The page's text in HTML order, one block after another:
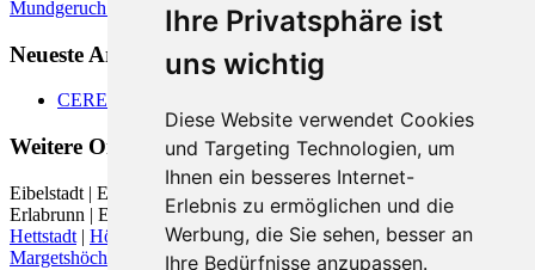
Ihre Privatsphäre ist
uns wichtig
Diese Website verwendet Cookies
und Targeting Technologien, um
Ihnen ein besseres Internet-
Erlebnis zu ermöglichen und die
Werbung, die Sie sehen, besser an
Ihre Bedürfnisse anzupassen.
Mundgeruch - was hilft
Neueste Artikel:
CEREC
Weitere Orte in der Nähe von Höchberg
Eibelstadt | Eisingen (Bayern) |
Erlabrunn | Estenfeld | Gerbrunn| Greußenheim | Güntersleben |
Hettstadt | Höchberg |Kist|Kleinrinderfeld| Leinach |
Margetshöchheim
Randersacker|Reichenberg| Reichenberg